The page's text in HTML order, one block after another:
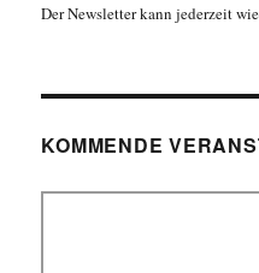
Der Newsletter kann jederzeit
KOMMENDE